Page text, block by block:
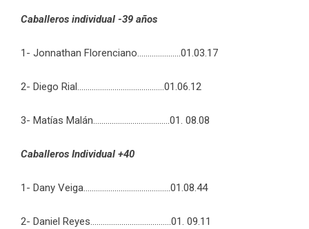
Caballeros individual -39 años
1- Jonnathan Florenciano…………………01.03.17
2- Diego Rial……………………………………01.06.12
3- Matías Malán……………………………….01. 08.08
Caballeros Individual +40
1- Dany Veiga……………………………………01.08.44
2- Daniel Reyes…………………………………01. 09.11